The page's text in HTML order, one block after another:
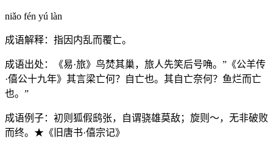
niǎo fén yú làn
成语解释： 指因内乱而覆亡。
成语出处：
《易·旅》鸟焚其巢，旅人先笑后号唃。”《公羊传
·僖公十九年》其言梁亡何？自亡也。其自亡奈何？鱼烂而亡
也。”
成语例子： 初则狐假鸱张，自谓骁雄莫敌；旋则～，无非破败
而终。★《旧唐书·僖宗记》